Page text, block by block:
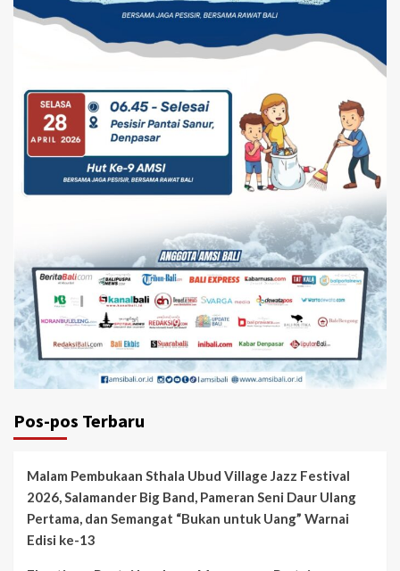
Pos-pos Terbaru
Malam Pembukaan Sthala Ubud Village Jazz Festival
2026, Salamander Big Band, Pameran Seni Daur Ulang
Pertama, dan Semangat “Bukan untuk Uang” Warnai
Edisi ke-13